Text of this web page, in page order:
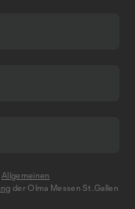
Allgemeinen
der Olma Messen St.Gallen